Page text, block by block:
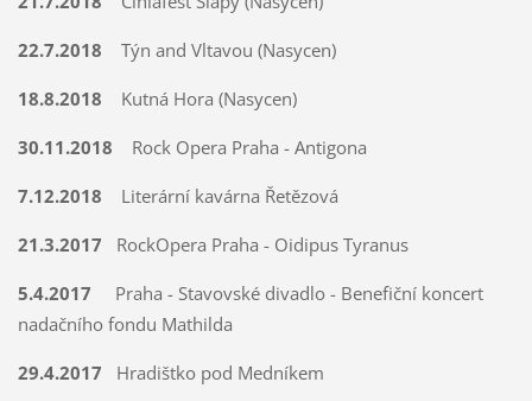
22.7.2018 Týn and Vltavou (Nasycen)
18.8.2018 Kutná Hora (Nasycen)
30.11.2018 Rock Opera Praha - Antigona
7.12.2018 Literární kavárna Řetězová
21.3.2017 RockOpera Praha - Oidipus Tyranus
5.4.2017 Praha - Stavovské divadlo - Benefiční koncert
nadačního fondu Mathilda
29.4.2017 Hradištko pod Medníkem